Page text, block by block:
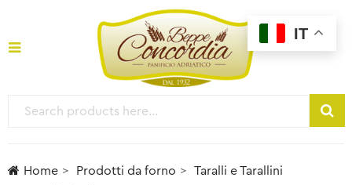
Home Prodotti da forno
Taralli e Tarallini
IT